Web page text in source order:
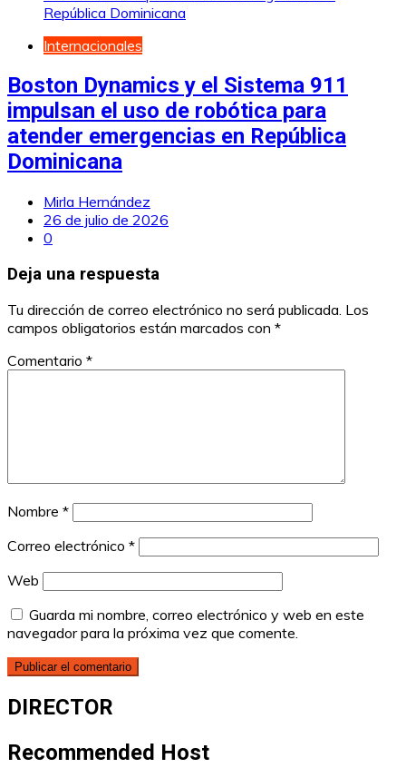
Internacionales
Boston Dynamics y el Sistema 911
impulsan el uso de robótica para
atender emergencias en República
Dominicana
Mirla Hernández
26 de julio de 2026
0
Deja una respuesta
Tu dirección de correo electrónico no será publicada. Los
campos obligatorios están marcados con *
Comentario *
Nombre *
Correo electrónico *
Web
Guarda mi nombre, correo electrónico y web en este
navegador para la próxima vez que comente.
DIRECTOR
Recommended Host